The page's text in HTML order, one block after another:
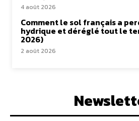
4 août 2026
Comment le sol français a
hydrique et déréglé tout le
2026)
2 août 2026